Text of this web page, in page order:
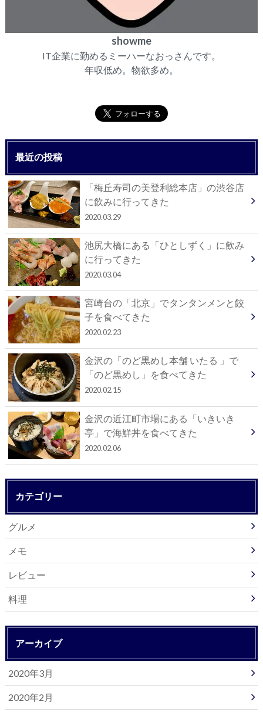
showme
IT企業に勤めるミーハーなおっさんです。
年収低め。物欲多め。
最近の投稿
「梅丘寿司の美登利総本店」の渋谷店
に飲みに行ってきた
2020.03.29
池尻大橋にある「ひとしずく」に飲み
に行ってきた
2020.03.04
宮崎台の「北京」でタンタンメンと餃
子を食べてきた
2020.02.23
金沢の「のど黒めし本舗 いたる 」で
「のど黒めし」を食べてきた
2020.02.15
金沢の近江町市場にある「いきいき
亭」で海鮮丼を食べてきた
2020.02.06
カテゴリー
グルメ
メモ
レビュー
料理
アーカイブ
2020年3月
2020年2月